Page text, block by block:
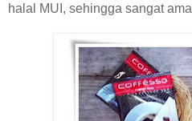
halal MUI, sehingga sangat